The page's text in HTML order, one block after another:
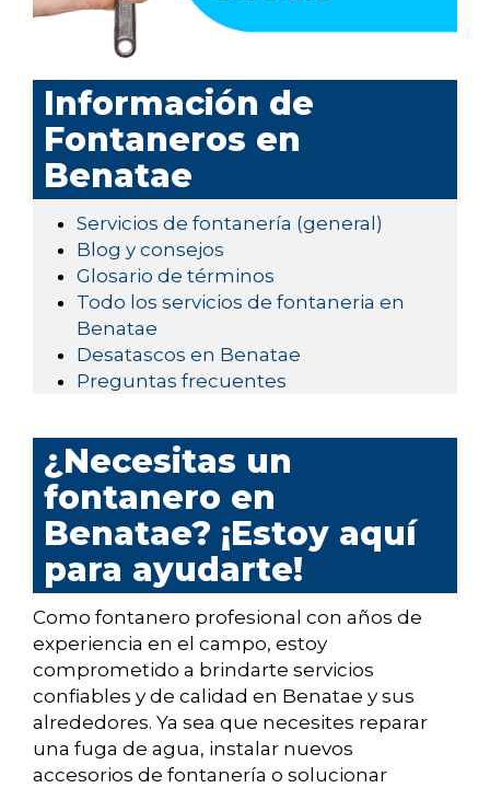
Información de
Fontaneros en
Benatae
Servicios de fontanería (general)
Blog y consejos
Glosario de términos
Todo los servicios de fontaneria en
Benatae
Desatascos en Benatae
Preguntas frecuentes
¿Necesitas un
fontanero en
Benatae? ¡Estoy aquí
para ayudarte!
Como fontanero profesional con años de
experiencia en el campo, estoy
comprometido a brindarte servicios
confiables y de calidad en Benatae y sus
alrededores. Ya sea que necesites reparar
una fuga de agua, instalar nuevos
accesorios de fontanería o solucionar